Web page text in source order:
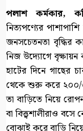
পলাশ কর্মকার,
নিত্যপণ্যের
জনসচেতনতা বৃদ্ধির
নিজ উদ্যোগে বৃক্ষায়ন
হাটের দিনে গাছের
থেকে শুরু করে ২০০/
তা বাড়িতে নিয়ে
বা বিত্ত্বশালীরাও